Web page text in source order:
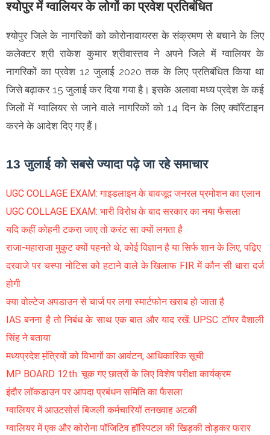
श्योपुर में ग्वालियर के लोगों का प्रवेश प्रतिबंधित
श्योपुर जिले के नागरिकों को कोरोनावायरस के संक्रमण से बचाने के लिए
कलेक्टर श्री राकेश कुमार श्रीवास्तव ने अपने जिले में ग्वालियर के
नागरिकों का प्रवेश 12 जुलाई 2020 तक के लिए प्रतिबंधित किया था
जिसे बढ़ाकर 15 जुलाई कर दिया गया है। इसके अलावा मध्य प्रदेश के कई
जिलों में ग्वालियर से जाने वाले नागरिकों को 14 दिन के लिए क्वॉरेंटाइन
करने के आदेश दिए गए हैं।
13 जुलाई को सबसे ज्यादा पढ़े जा रहे समाचार
UGC COLLAGE EXAM: गाइडलाइन के बावजूद जनरल प्रमोशन का एलान
UGC COLLAGE EXAM: भारी विरोध के बाद सरकार का नया फैसला
यदि कहीं कोहनी टकरा जाए तो करंट सा क्यों लगता है
राजा-महाराजा मुकुट क्यों पहनते थे, कोई विज्ञान है या सिर्फ शान के लिए, पढ़िए
दरवाजे पर चस्पा नोटिस को हटाने वाले के खिलाफ FIR में कौन सी धारा दर्ज
होगी
क्या वोल्टेज अपडाउन से चार्ज पर लगा स्मार्टफोन खराब हो जाता है
IAS बनना है तो निबंध के साथ एक बात और याद रखें: UPSC टॉपर वैशाली
सिंह ने बताया
मध्यप्रदेश म़ंत्रियों को विभागों का आवंटन, आधिकारिक सूची
MP BOARD 12th: चूक गए छात्रों के लिए विशेष परीक्षा कार्यक्रम
इंदौर लॉकडाउन पर आपदा प्रबंधन समिति का फैसला
ग्वालियर में आउटसोर्स बिजली कर्मचारियों तनख्वाह अटकी
ग्वालियर में एक और कोरोना पॉजिटिव हॉस्पिटल की खिड़की तोड़कर फरार